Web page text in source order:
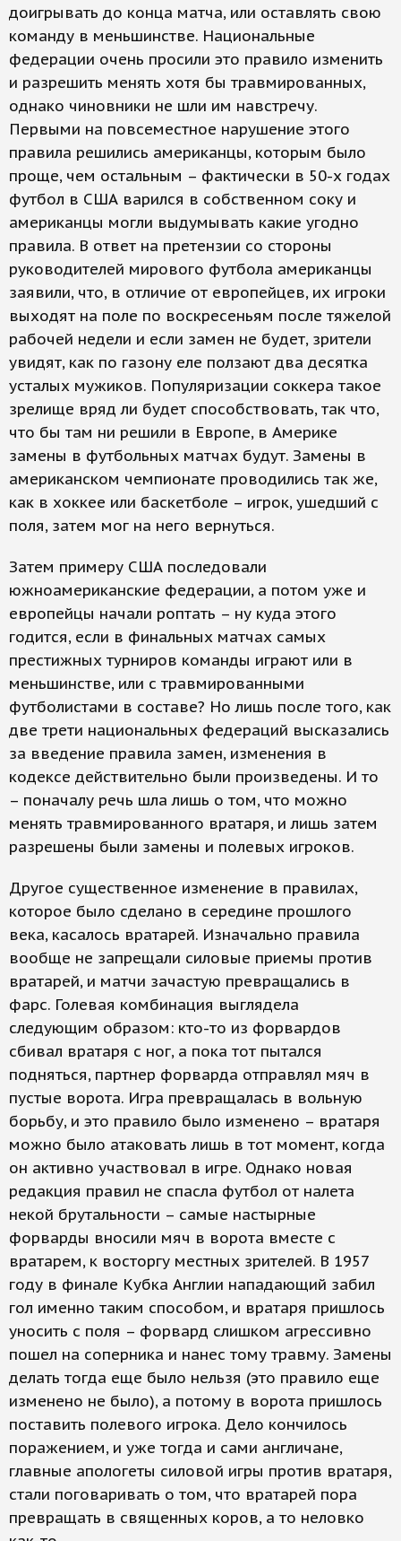
доигрывать до конца матча, или оставлять свою
команду в меньшинстве. Национальные
федерации очень просили это правило изменить
и разрешить менять хотя бы травмированных,
однако чиновники не шли им навстречу.
Первыми на повсеместное нарушение этого
правила решились американцы, которым было
проще, чем остальным – фактически в 50-х годах
футбол в США варился в собственном соку и
американцы могли выдумывать какие угодно
правила. В ответ на претензии со стороны
руководителей мирового футбола американцы
заявили, что, в отличие от европейцев, их игроки
выходят на поле по воскресеньям после тяжелой
рабочей недели и если замен не будет, зрители
увидят, как по газону еле ползают два десятка
усталых мужиков. Популяризации соккера такое
зрелище вряд ли будет способствовать, так что,
что бы там ни решили в Европе, в Америке
замены в футбольных матчах будут. Замены в
американском чемпионате проводились так же,
как в хоккее или баскетболе – игрок, ушедший с
поля, затем мог на него вернуться.
Затем примеру США последовали
южноамериканские федерации, а потом уже и
европейцы начали роптать – ну куда этого
годится, если в финальных матчах самых
престижных турниров команды играют или в
меньшинстве, или с травмированными
футболистами в составе? Но лишь после того, как
две трети национальных федераций высказались
за введение правила замен, изменения в
кодексе действительно были произведены. И то
– поначалу речь шла лишь о том, что можно
менять травмированного вратаря, и лишь затем
разрешены были замены и полевых игроков.
Другое существенное изменение в правилах,
которое было сделано в середине прошлого
века, касалось вратарей. Изначально правила
вообще не запрещали силовые приемы против
вратарей, и матчи зачастую превращались в
фарс. Голевая комбинация выглядела
следующим образом: кто-то из форвардов
сбивал вратаря с ног, а пока тот пытался
подняться, партнер форварда отправлял мяч в
пустые ворота. Игра превращалась в вольную
борьбу, и это правило было изменено – вратаря
можно было атаковать лишь в тот момент, когда
он активно участвовал в игре. Однако новая
редакция правил не спасла футбол от налета
некой брутальности – самые настырные
форварды вносили мяч в ворота вместе с
вратарем, к восторгу местных зрителей. В 1957
году в финале Кубка Англии нападающий забил
гол именно таким способом, и вратаря пришлось
уносить с поля – форвард слишком агрессивно
пошел на соперника и нанес тому травму. Замены
делать тогда еще было нельзя (это правило еще
изменено не было), а потому в ворота пришлось
поставить полевого игрока. Дело кончилось
поражением, и уже тогда и сами англичане,
главные апологеты силовой игры против вратаря,
стали поговаривать о том, что вратарей пора
превращать в священных коров, а то неловко